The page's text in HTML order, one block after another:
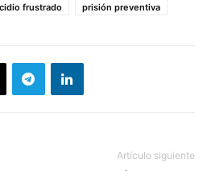
frustrado prisión preventiva
Artículo siguiente